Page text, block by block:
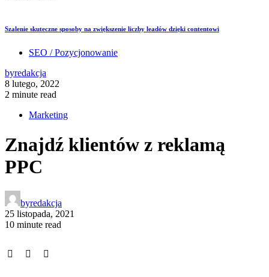
Szalenie skuteczne sposoby na zwiększenie liczby leadów dzięki contentowi
SEO / Pozycjonowanie
byredakcja
8 lutego, 2022
2 minute read
Marketing
Znajdź klientów z reklamą
PPC
byredakcja
25 listopada, 2021
10 minute read